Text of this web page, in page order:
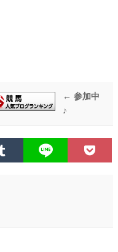
← 参加中
♪